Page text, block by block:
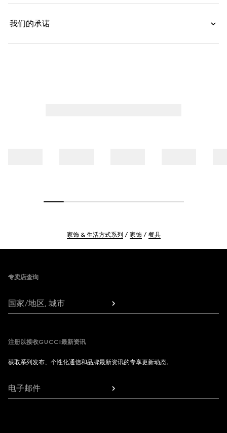
我们的承诺
家饰 & 生活方式系列 家饰 餐具
专卖店查询
国家/地区, 城市
注册以接收GUCCI最新资讯
获取系列发布、个性化通信和品牌最新资讯的专享更新动态。
电子邮件